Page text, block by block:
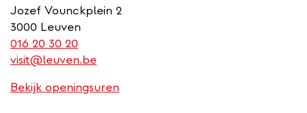
Jozef Vounckplein 2
3000 Leuven
016 20 30 20
is
phone
visit@leuven.be
Bekijk openingsuren